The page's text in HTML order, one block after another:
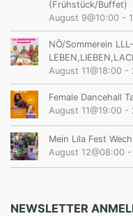
(Frühstück/Buffet)
August 9@10:00 -
NÖ/Sommerein
August 11@18:00 -
Female Dancehall
August 11@19:00 -
Mein Lila Fest
August 12@08:00 -
NEWSLETTER